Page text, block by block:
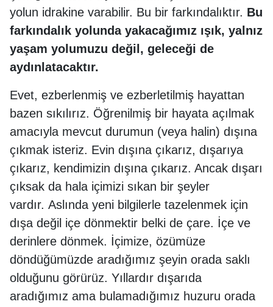
yolun idrakine varabilir. Bu bir farkındalıktır. Bu
farkındalık yolunda yakacağımız ışık, yalnız
yaşam yolumuzu değil, geleceği de
aydınlatacaktır.
Evet, ezberlenmiş ve ezberletilmiş hayattan
bazen sıkılırız. Öğrenilmiş bir hayata açılmak
amacıyla mevcut durumun (veya halin) dışına
çıkmak isteriz. Evin dışına çıkarız, dışarıya
çıkarız, kendimizin dışına çıkarız. Ancak dışarı
çıksak da hala içimizi sıkan bir şeyler
vardır. Aslında yeni bilgilerle tazelenmek için
dışa değil içe dönmektir belki de çare. İçe ve
derinlere dönmek. İçimize, özümüze
döndüğümüzde aradığımız şeyin orada saklı
olduğunu görürüz. Yıllardır dışarıda
aradığımız ama bulamadığımız huzuru orada